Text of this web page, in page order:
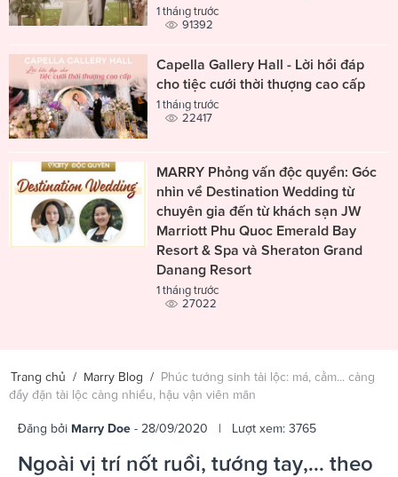
1 tháng trước
91392
Capella Gallery Hall - Lời hồi đáp
cho tiệc cưới thời thượng cao cấp
1 tháng trước
22417
MARRY Phỏng vấn độc quyền: Góc
nhìn về Destination Wedding từ
chuyên gia đến từ khách sạn JW
Marriott Phu Quoc Emerald Bay
Resort & Spa và Sheraton Grand
Danang Resort
1 tháng trước
27022
Trang chủ / Marry Blog / Phúc tướng sinh tài lộc: má, cằm... càng
đầy đặn tài lộc càng nhiều, hậu vận viên mãn
Đăng bởi Marry Doe - 28/09/2020 | Lượt xem: 3765
Ngoài vị trí nốt ruồi, tướng tay,... theo